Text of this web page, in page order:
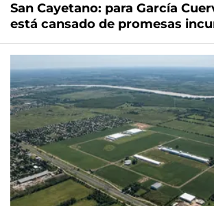
San Cayetano: para García
está cansado de promesas